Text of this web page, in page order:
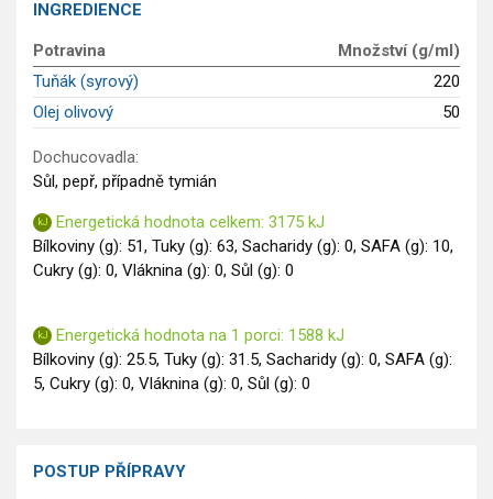
INGREDIENCE
Potravina
Množství (g/ml)
Tuňák (syrový)
220
Olej olivový
50
Dochucovadla:
Sůl, pepř, případně tymián
Energetická hodnota celkem: 3175 kJ
Bílkoviny (g): 51, Tuky (g): 63, Sacharidy (g): 0, SAFA (g): 10,
Cukry (g): 0, Vláknina (g): 0, Sůl (g): 0
Energetická hodnota na 1 porci: 1588 kJ
Bílkoviny (g): 25.5, Tuky (g): 31.5, Sacharidy (g): 0, SAFA (g):
5, Cukry (g): 0, Vláknina (g): 0, Sůl (g): 0
POSTUP PŘÍPRAVY